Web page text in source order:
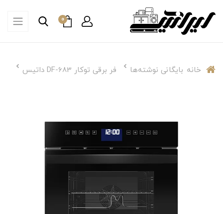
0
خانه بایگانی نوشته‌ها فر برقی توکار DF-683 داتیس